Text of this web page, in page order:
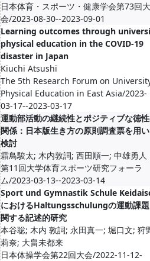
日本体育・スポーツ・健康学会第73回大
会/2023-08-30--2023-09-01
Learning outcomes through
physical education in the COVID-19
disaster in Japan
Kiuchi Atsushi
The 5th Research Forum on
Physical Education in East Asia/2023-
03-17--2023-03-17
運動部活動の継続性とポジティブな徳
関係：日本版生き方の原則調査票を用
検討
霜鳥駿太; 木内敦詞; 西田順一; 中雄勇人
第11回大学体育スポーツ研究フォーラ
ム/2023-03-13--2023-03-14
Sport und Gymnastik Schule
におけるHaltungsschulungの運動課
関する記述的研究
本谷聡; 木内 敦詞; 永田真一; 堀口文; 狩
莉奈; 大畠未都来
日本体操学会第22回大会/2022-11-12-